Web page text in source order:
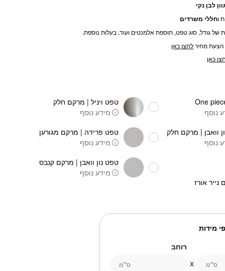
עד
⁦₪198.00⁩
לבן נקי
וחללי משרדים
של גודל, סוג טפט, תוספת אלמנטים ועוד, בעלות נוספת.
מחירלחצו כאן
כאן
נוסף
טפט ויניל | מרקם חלק
מידע נוסף
וואבן | מרקם חלק
נוסף
טפט פרידה | מרקם מגורען
מידע נוסף
אורז
טפט נון וואבן | מרקם קנבס
מידע נוסף
מידות
ס״מ
רוחב
ס״מ